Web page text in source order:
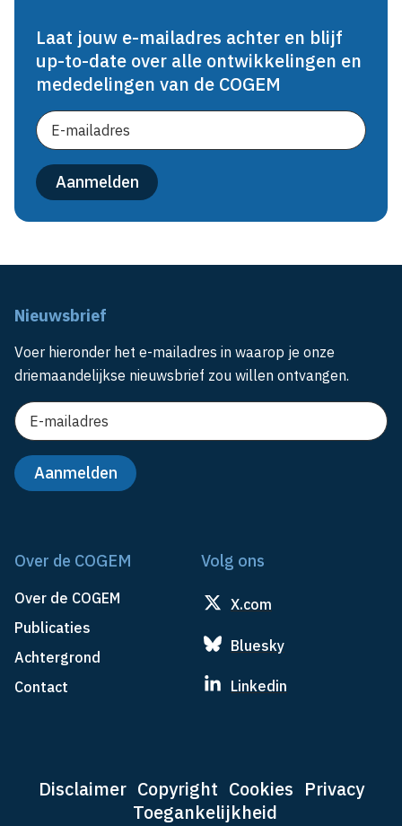
Laat jouw e-mailadres achter en blijf
up-to-date over alle ontwikkelingen en
mededelingen van de COGEM
Nieuwsbrief
Voer hieronder het e-mailadres in waarop je onze
driemaandelijkse nieuwsbrief zou willen ontvangen.
Over de COGEM
Over de COGEM
Publicaties
Achtergrond
Contact
Volg ons
X.com
Bluesky
Linkedin
Disclaimer Copyright Cookies Privacy
Toegankelijkheid